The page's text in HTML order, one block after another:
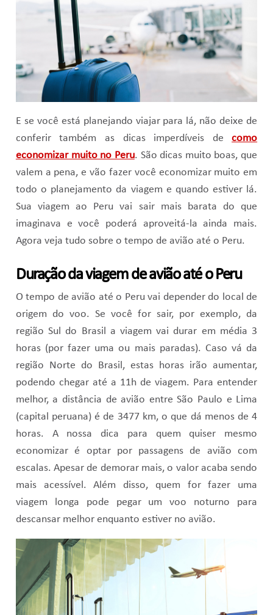
E se você está planejando viajar para lá, não deixe de
conferir também as dicas imperdíveis decomo
economizar muito no Peru. São dicas muito boas, que
valem a pena, e vão fazer você economizar muito em
todo o planejamento da viagem e quando estiver lá.
Sua viagem ao Peru vai sair mais barata do que
imaginava e você poderá aproveitá-la ainda mais.
Agora veja tudo sobre o tempo de avião até o Peru.
Duração da viagem de avião até o Peru
O tempo de avião até o Peru vai depender do local de
origem do voo. Se você for sair, por exemplo, da
região Sul do Brasil a viagem vai durar em média 3
horas (por fazer uma ou mais paradas). Caso vá da
região Norte do Brasil, estas horas irão aumentar,
podendo chegar até a 11h de viagem. Para entender
melhor, a distância de avião entre São Paulo e Lima
(capital peruana) é de 3477 km, o que dá menos de 4
horas. A nossa dica para quem quiser mesmo
economizar é optar por passagens de avião com
escalas. Apesar de demorar mais, o valor acaba sendo
mais acessível. Além disso, quem for fazer uma
viagem longa pode pegar um voo noturno para
descansar melhor enquanto estiver no avião.